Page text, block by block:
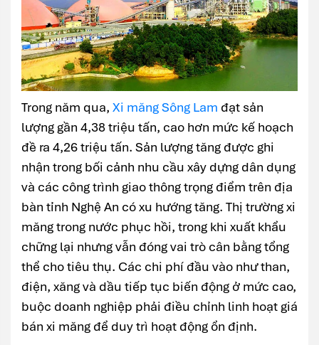
Trong năm qua, Xi măng Sông Lam đạt sản
lượng gần 4,38 triệu tấn, cao hơn mức kế hoạch
đề ra 4,26 triệu tấn. Sản lượng tăng được ghi
nhận trong bối cảnh nhu cầu xây dựng dân dụng
và các công trình giao thông trọng điểm trên địa
bàn tỉnh Nghệ An có xu hướng tăng. Thị trường xi
măng trong nước phục hồi, trong khi xuất khẩu
chững lại nhưng vẫn đóng vai trò cân bằng tổng
thể cho tiêu thụ. Các chi phí đầu vào như than,
điện, xăng và dầu tiếp tục biến động ở mức cao,
buộc doanh nghiệp phải điều chỉnh linh hoạt giá
bán xi măng để duy trì hoạt động ổn định.